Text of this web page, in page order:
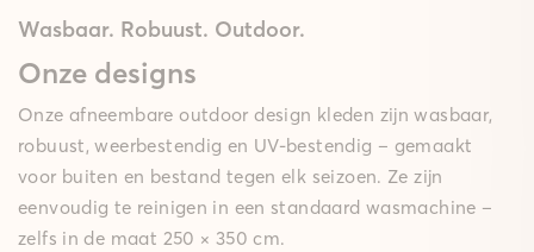
Wasbaar. Robuust. Outdoor.
Onze designs
Onze afneembare outdoor design kleden zijn wasbaar,
robuust, weerbestendig en UV-bestendig – gemaakt
voor buiten en bestand tegen elk seizoen. Ze zijn
eenvoudig te reinigen in een standaard wasmachine –
zelfs in de maat 250 × 350 cm.